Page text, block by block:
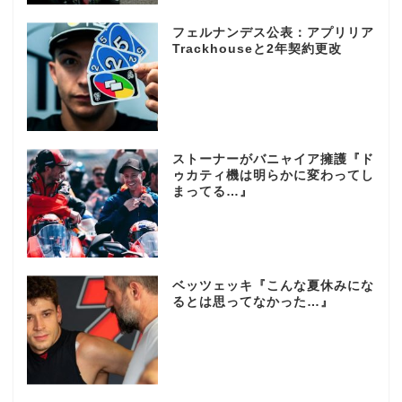
フェルナンデス公表：アプリリア
Trackhouseと2年契約更改
ストーナーがバニャイア擁護『ド
ゥカティ機は明らかに変わってし
まってる…』
ベッツェッキ『こんな夏休みにな
るとは思ってなかった…』